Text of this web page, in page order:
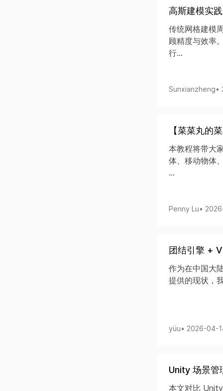
高斯建模实
传统网格建模
顾精度与效率
行...
Sunxianzheng•
【菜菜丸的
本教程将带大
体、移动物体
...
Penny Lu•
团结引擎 +
作为在中国大
提供的现状，
yüu• 2026-04-
Unity 场景
本文对比